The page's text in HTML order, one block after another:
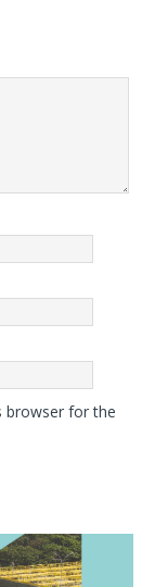
browser for the